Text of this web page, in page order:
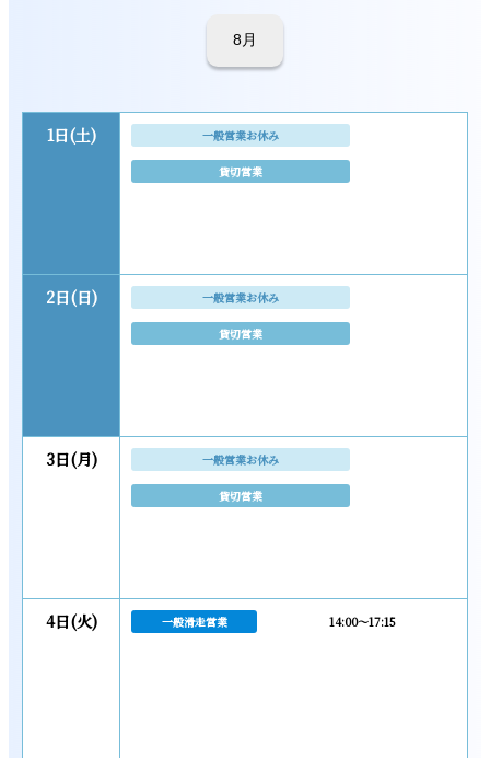
8月
1日(土) 一般営業お休み
貸切営業
2日(日) 一般営業お休み
貸切営業
3日(月) 一般営業お休み
貸切営業
4日(火) 一般滑走営業 14:00～17:15